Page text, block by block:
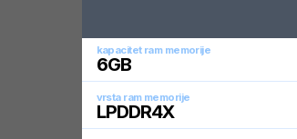
kapacitet ram memorije
6GB
vrsta ram memorije
LPDDR4X